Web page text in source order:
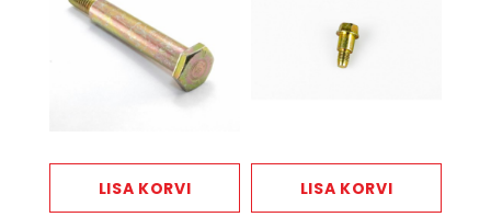
LISA KORVI LISA KORVI